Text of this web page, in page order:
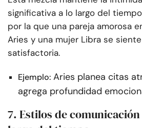
significativa a lo largo del
por la que una pareja amorosa
Aries y una mujer Libra se
satisfactoria.
Ejemplo: Aries planea citas
agrega profundidad
7. Estilos de